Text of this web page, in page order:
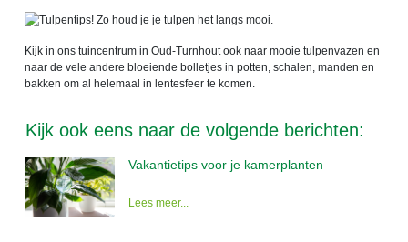
Kijk in ons tuincentrum in Oud-Turnhout ook naar mooie tulpenvazen en
naar de vele andere bloeiende bolletjes in potten, schalen, manden en
bakken om al helemaal in lentesfeer te komen.
Kijk ook eens naar de volgende berichten:
Vakantietips voor je kamerplanten
Lees meer...